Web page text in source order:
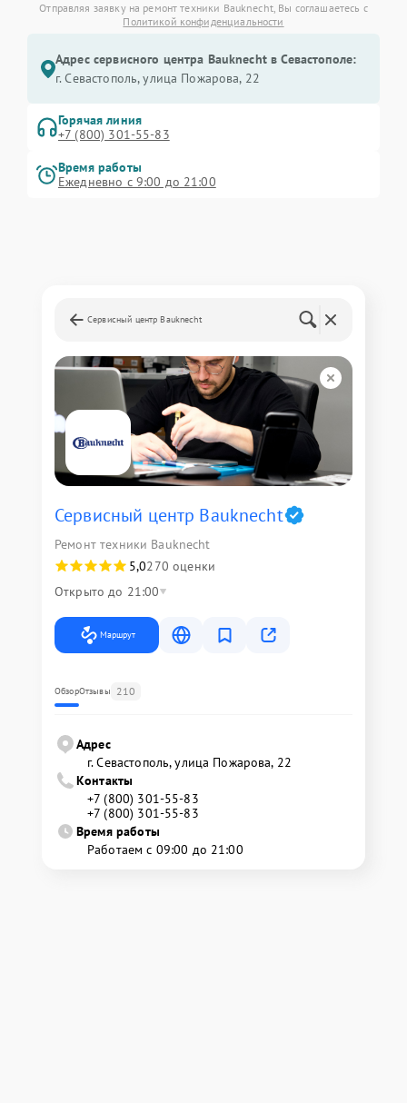
Отправляя заявку на ремонт техники Bauknecht, Вы соглашаетесь с
Политикой конфиденциальности
Адрес сервисного центра Bauknecht в Севастополе:
г. Севастополь, улица Пожарова, 22
Горячая линия
+7 (800) 301-55-83
Время работы
Ежедневно с 9:00 до 21:00
Сервисный центр Bauknecht
Сервисный центр Bauknecht
Ремонт техники Bauknecht
5,0270 оценки
Открыто до 21:00
Маршрут
ОбзорОтзывы 210
Адрес
г. Севастополь, улица Пожарова, 22
Контакты
+7 (800) 301-55-83
+7 (800) 301-55-83
Время работы
Работаем с 09:00 до 21:00